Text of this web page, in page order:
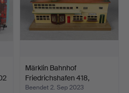
Märklin Bahnhof
Friedrichshafen 418,
2012U…
Beendet 2. Sep 2023